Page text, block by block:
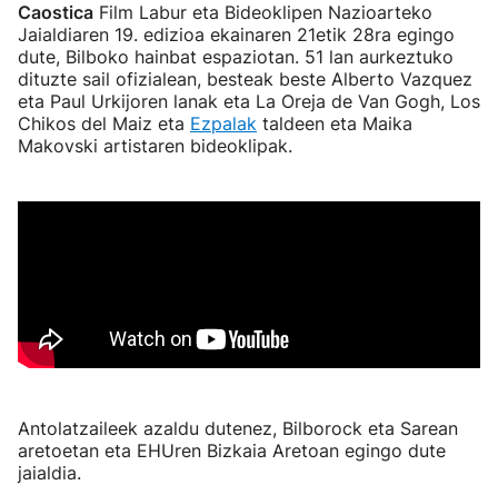
Caostica Film Labur eta Bideoklipen Nazioarteko
Jaialdiaren 19. edizioa ekainaren 21etik 28ra egingo
dute, Bilboko hainbat espaziotan. 51 lan aurkeztuko
dituzte sail ofizialean, besteak beste Alberto Vazquez
eta Paul Urkijoren lanak eta La Oreja de Van Gogh, Los
Chikos del Maiz eta Ezpalak taldeen eta Maika
Makovski artistaren bideoklipak.
Antolatzaileek azaldu dutenez, Bilborock eta Sarean
aretoetan eta EHUren Bizkaia Aretoan egingo dute
jaialdia.